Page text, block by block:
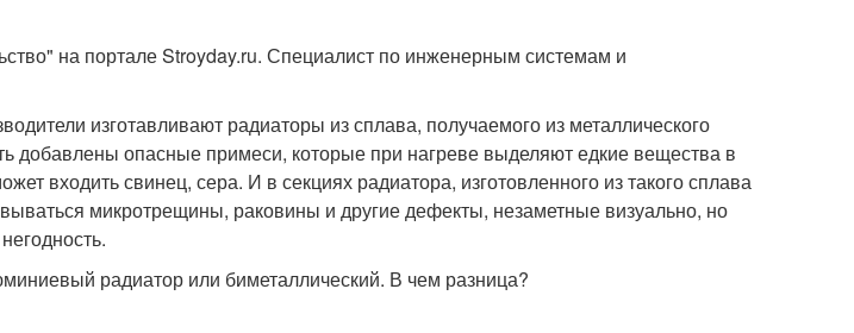
на портале Stroyday.ru. Специалист по инженерным системам и
изготавливают радиаторы из сплава, получаемого из металлического
добавлены опасные примеси, которые при нагреве выделяют едкие вещества в
входить свинец, сера. И в секциях радиатора, изготовленного из такого сплава
микротрещины, раковины и другие дефекты, незаметные визуально, но